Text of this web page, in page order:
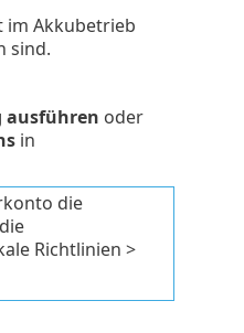
im Akkubetrieb
sind.
ausführen oder
in
die
Richtlinien >